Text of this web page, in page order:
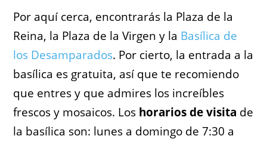
Por aquí cerca, encontrarás la Plaza de la
Reina, la Plaza de la Virgen y la Basílica de
los Desamparados. Por cierto, la entrada a la
basílica es gratuita, así que te recomiendo
que entres y que admires los increíbles
frescos y mosaicos. Los horarios de visita de
la basílica son: lunes a domingo de 7:30 a